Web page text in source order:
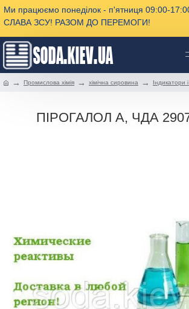
Ми працюємо понеділок - п'ятниця 09:00-
СЛАВА ЗСУ! РАЗОМ ДО ПЕРЕМОГИ!
Промислова хімія хімічна сировина Індикатори
ПІРОГАЛОЛ А, ЧДА